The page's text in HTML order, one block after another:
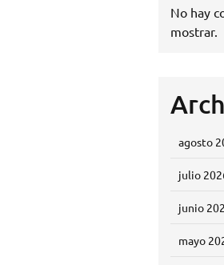
No hay
mostrar.
agosto
julio
junio
mayo